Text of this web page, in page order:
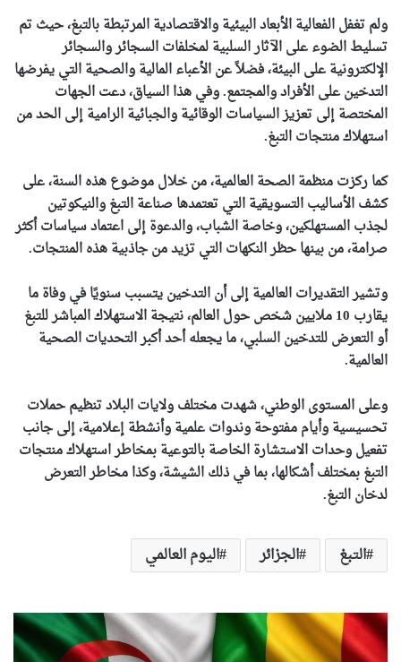
ولم تغفل الفعالية الأبعاد البيئية والاقتصادية المرتبطة بالتبغ، حيث تم
تسليط الضوء على الآثار السلبية لمخلفات السجائر والسجائر
الإلكترونية على البيئة، فضلاً عن الأعباء المالية والصحية التي يفرضها
التدخين على الأفراد والمجتمع. وفي هذا السياق، دعت الجهات
المختصة إلى تعزيز السياسات الوقائية والجبائية الرامية إلى الحد من
استهلاك منتجات التبغ.
كما ركزت منظمة الصحة العالمية، من خلال موضوع هذه السنة، على
كشف الأساليب التسويقية التي تعتمدها صناعة التبغ والنيكوتين
لجذب المستهلكين، وخاصة الشباب، والدعوة إلى اعتماد سياسات أكثر
صرامة، من بينها حظر النكهات التي تزيد من جاذبية هذه المنتجات.
وتشير التقديرات العالمية إلى أن التدخين يتسبب سنويًا في وفاة ما
يقارب 10 ملايين شخص حول العالم، نتيجة الاستهلاك المباشر للتبغ
أو التعرض للتدخين السلبي، ما يجعله أحد أكبر التحديات الصحية
العالمية.
وعلى المستوى الوطني، شهدت مختلف ولايات البلاد تنظيم حملات
تحسيسية وأيام مفتوحة وندوات علمية وأنشطة إعلامية، إلى جانب
تفعيل وحدات الاستشارة الخاصة بالتوعية بمخاطر استهلاك منتجات
التبغ بمختلف أشكالها، بما في ذلك الشيشة، وكذا مخاطر التعرض
لدخان التبغ.
التبغ الجزائر اليوم العالمي